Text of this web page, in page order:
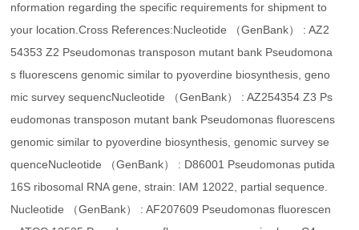
nformation regarding the specific requirements for shipment to
your location.Cross References:Nucleotide （GenBank） : AZ2
54353 Z2 Pseudomonas transposon mutant bank Pseudomona
s fluorescens genomic similar to pyoverdine biosynthesis, geno
mic survey sequencNucleotide （GenBank） : AZ254354 Z3 Ps
eudomonas transposon mutant bank Pseudomonas fluorescens
genomic similar to pyoverdine biosynthesis, genomic survey se
quenceNucleotide （GenBank） : D86001 Pseudomonas putida
16S ribosomal RNA gene, strain: IAM 12022, partial sequence.
Nucleotide （GenBank） : AF207609 Pseudomonas fluorescen